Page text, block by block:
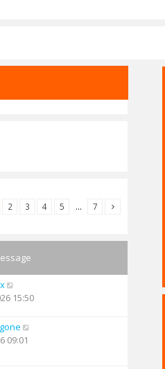
2 3 4 5 … 7
15:50
09:01